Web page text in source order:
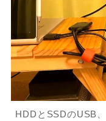
HDDとSSDのUSB